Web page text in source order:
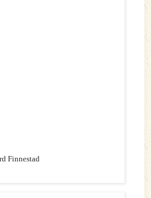
Finnestad